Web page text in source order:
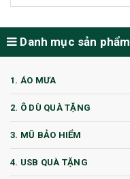
Danh mục sản phẩm
1. ÁO MƯA
2. Ô DÙ QUÀ TẶNG
3. MŨ BẢO HIỂM
4. USB QUÀ TẶNG